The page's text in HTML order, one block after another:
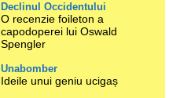
Declinul Occidentului
O recenzie foileton a
capodoperei lui Oswald
Spengler
Unabomber
Ideile unui geniu ucigaș